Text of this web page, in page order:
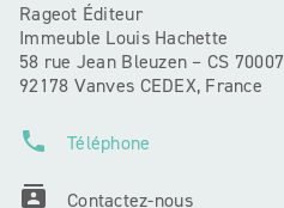
Rageot Éditeur
Immeuble Louis Hachette
58 rue Jean Bleuzen – CS 70007
92178 Vanves CEDEX, France
phone Téléphone
contacts Contactez-nous